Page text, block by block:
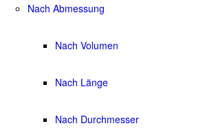
Nach Abmessung
Nach Volumen
Nach Länge
Nach Durchmesser